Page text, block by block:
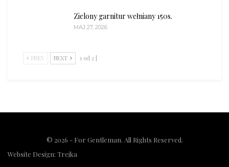
Zielony garnitur wełniany 150s.
MAJ 27, 2026
PREV NEXT 1 od 2 |
© 2026 - For Gentleman. All Rights Reserved.
Website Design: Trejka